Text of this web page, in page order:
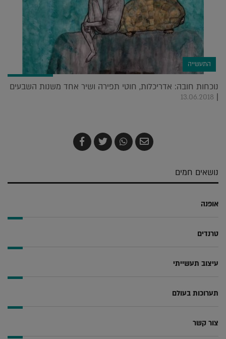
התעשייה
נוכחות חובה: אדריכלות, חוטי תפירה ושיר אחד משנות השבעים
|
13.06.2018
שלח
בדואר
שתף
ב-
צייץ
ב-
שתף
ב-
נושאים חמים
אופנה
טרנדים
עיצוב תעשייתי
תערוכות בעולם
צור קשר